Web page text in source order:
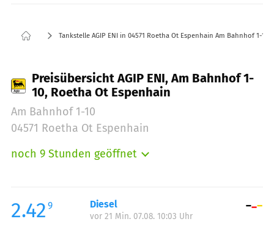
Tankstelle AGIP ENI in 04571 Roetha Ot Espenhain Am Bahnhof 1-10
Preisübersicht AGIP ENI, Am Bahnhof 1-
10, Roetha Ot Espenhain
Am Bahnhof 1-10
04571 Roetha Ot Espenhain
noch 9 Stunden geöffnet
Mittwoch:
04:30-22:00
Donnerstag:
2.42 9 Diesel
vor 21 Min. 07.08. 10:03 Uhr